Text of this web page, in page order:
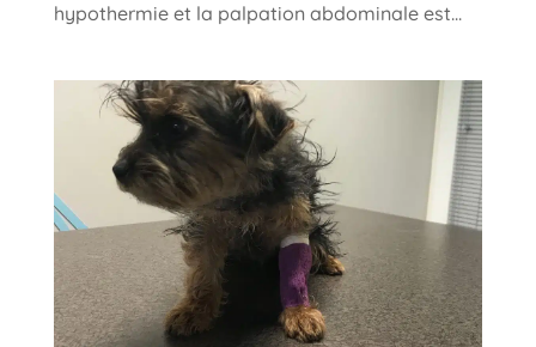
hypothermie et la palpation abdominale est...